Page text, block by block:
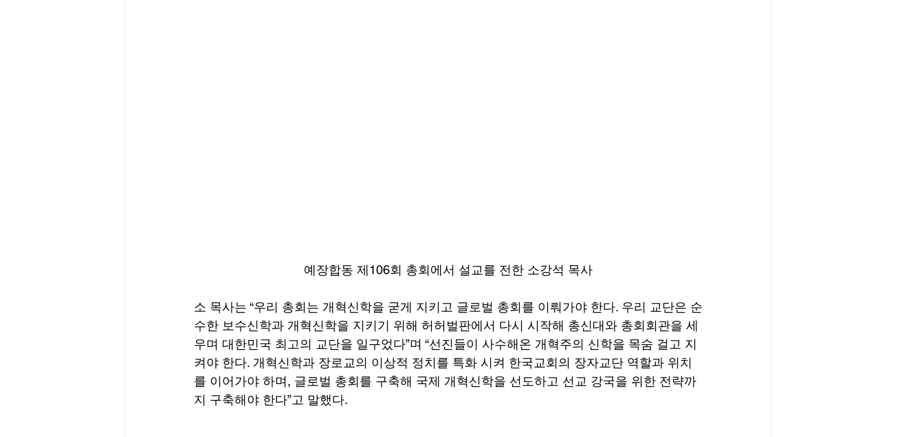
예장합동 제106회 총회에서 설교를 전한 소강석 목사
소 목사는 “우리 총회는 개혁신학을 굳게 지키고 글로벌 총회를 이뤄가야 한다. 우리 교단은 순
수한 보수신학과 개혁신학을 지키기 위해 허허벌판에서 다시 시작해 총신대와 총회회관을 세
우며 대한민국 최고의 교단을 일구었다”며 “선진들이 사수해온 개혁주의 신학을 목숨 걸고 지
켜야 한다. 개혁신학과 장로교의 이상적 정치를 특화 시켜 한국교회의 장자교단 역할과 위치
를 이어가야 하며, 글로벌 총회를 구축해 국제 개혁신학을 선도하고 선교 강국을 위한 전략까
지 구축해야 한다”고 말했다.